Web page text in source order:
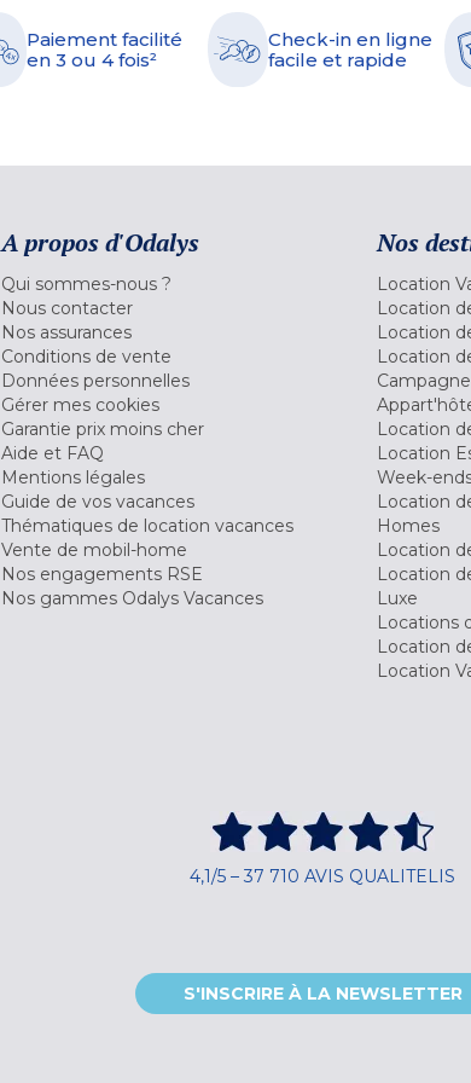
Paiement facilité
en 3 ou 4 fois²
Check-in en ligne
facile et rapide
A propos d'Odalys
Qui sommes-nous ?
Nous contacter
Nos assurances
Conditions de vente
Données personnelles
Gérer mes cookies
Garantie prix moins cher
Aide et FAQ
Mentions légales
Guide de vos vacances
Thématiques de location vacances
Vente de mobil-home
Nos engagements RSE
Nos gammes Odalys Vacances
Nos
Location
Location
Location
Location
Campagne
Location
Location
Week-
Location
Homes
Location
Location
Luxe
Locations
Location
Location
4,1/5 – 37 710 AVIS QUALITELIS
S'INSCRIRE À LA NEWSLETTER